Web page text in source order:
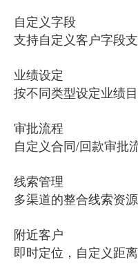
自定义字段
支持自定义客户字段
业绩设定
按不同类型设定业绩
审批流程
自定义合同/回款审批
线索管理
多渠道的整合线索资
附近客户
即时定位，自定义距